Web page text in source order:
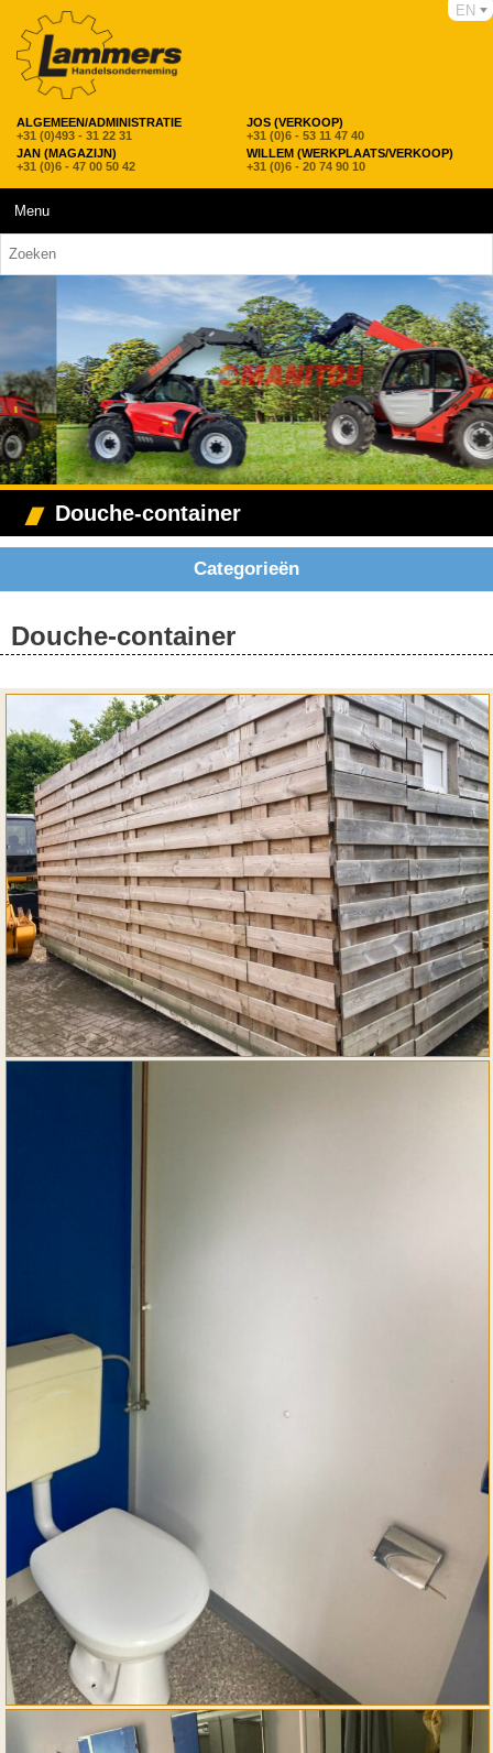
ALGEMEEN/ADMINISTRATIE
+31 (0)493 - 31 22 31
JOS (VERKOOP)
+31 (0)6 - 53 11 47 40
JAN (MAGAZIJN)
+31 (0)6 - 47 00 50 42
WILLEM (WERKPLAATS/VERKOOP)
+31 (0)6 - 20 74 90 10
EN
Menu
Douche-container
Categorieën
Douche-container